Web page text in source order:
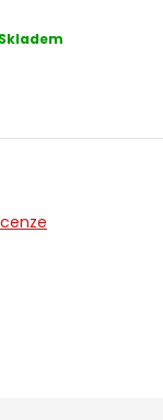
Skladem